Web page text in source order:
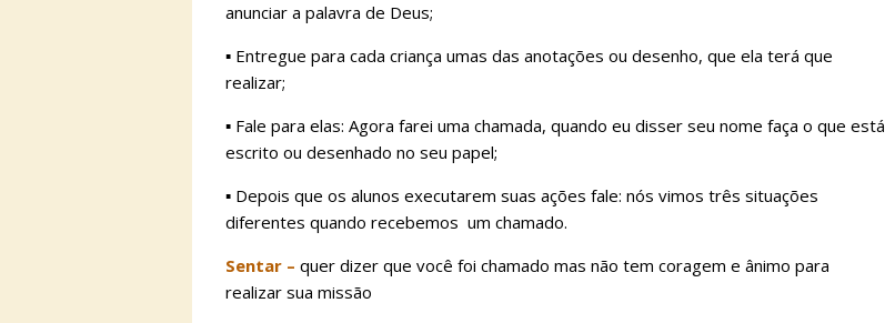
anunciar a palavra de Deus;
▪︎ Entregue para cada criança umas das anotações ou desenho, que ela terá que
realizar;
▪︎ Fale para elas: Agora farei uma chamada, quando eu disser seu nome faça o que está
escrito ou desenhado no seu papel;
▪︎ Depois que os alunos executarem suas ações fale: nós vimos três situações
diferentes quando recebemos um chamado.
Sentar – quer dizer que você foi chamado mas não tem coragem e ânimo para
realizar sua missão